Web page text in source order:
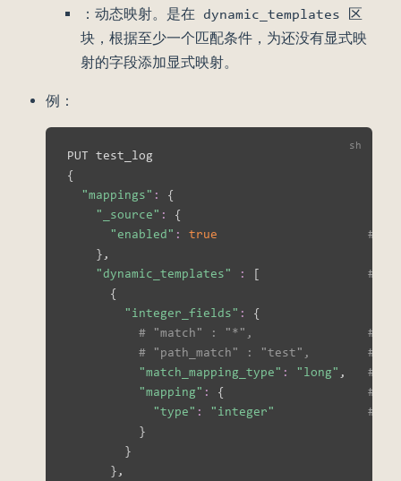
：动态映射。是在 dynamic_templates 区
块，根据至少一个匹配条件，为还没有显式映
射的字段添加显式映射。
例：
{
"mappings" :
{
"_source" :
{
"enabled" : true
# 是
} ,
"dynamic_templates"
: [
# 动
{
"integer_fields" :
{
# "match" : "*",                # 匹配
# "path_match" : "test",        # 匹配
"match_mapping_type" : "long" , # 匹
"mapping" : {
# 为
"type" : "integer"
# 该
}
}
} ,